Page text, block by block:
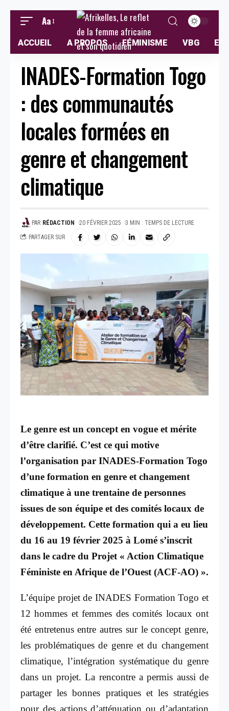
Aa
ACCUEIL A PROPOS FÉMINISME VBG
INADES-Formation Togo
: des communautés
locales formées en
genre et changement
climatique
PAR RÉDACTION 20 FÉVRIER 2025 3 MIN : TEMPS DE LECTURE
PARTAGER SUR
Le genre est un concept en vogue et mérite
d’être clarifié. C’est ce qui motive
l’organisation par INADES-Formation Togo
d’une formation en genre et changement
climatique à une trentaine de personnes
issues de son équipe et des comités locaux de
développement. Cette formation qui a eu lieu
du 16 au 19 février 2025 à Lomé s’inscrit
dans le cadre du Projet « Action Climatique
Féministe en Afrique de l’Ouest (ACF-AO) ».
L’équipe projet de INADES Formation Togo et
12 hommes et femmes des comités locaux ont
été entretenus entre autres sur le concept genre,
les problématiques de genre et du changement
climatique, l’intégration systématique du genre
dans un projet. La rencontre a permis aussi de
partager les bonnes pratiques et les stratégies
pour des actions d’atténuation ou d’adaptation